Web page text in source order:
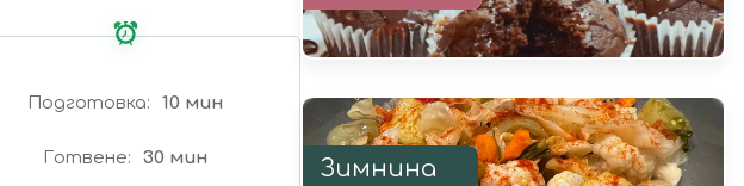
Подготовка 10 мин
Готвене 30 мин Зимнина